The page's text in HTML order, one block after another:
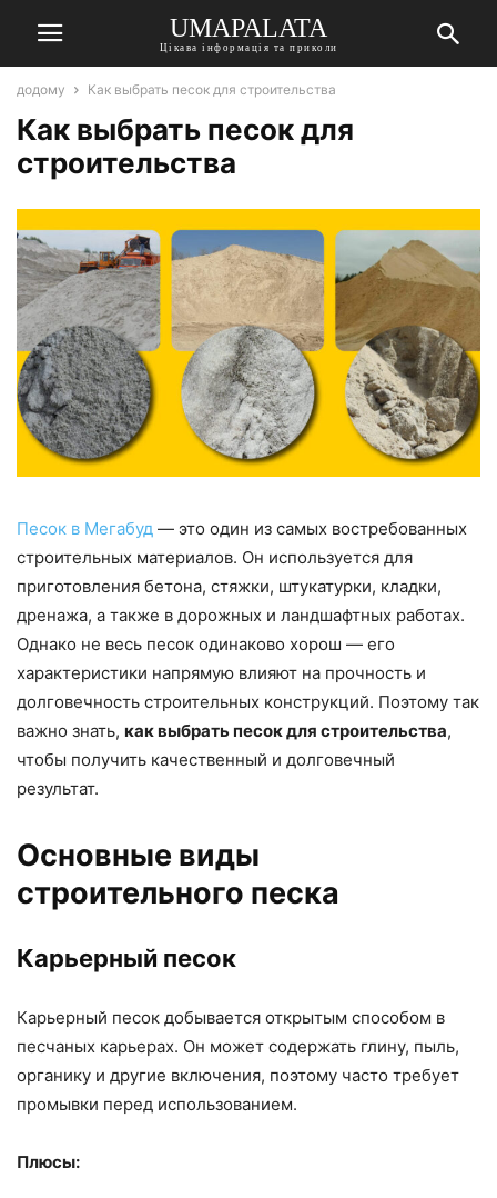
UMAPALATA
Цікава інформація та приколи
додому Как выбрать песок для строительства
Как выбрать песок для
строительства
Песок в Мегабуд — это один из самых востребованных
строительных материалов. Он используется для
приготовления бетона, стяжки, штукатурки, кладки,
дренажа, а также в дорожных и ландшафтных работах.
Однако не весь песок одинаково хорош — его
характеристики напрямую влияют на прочность и
долговечность строительных конструкций. Поэтому так
важно знать, как выбрать песок для строительства,
чтобы получить качественный и долговечный
результат.
Основные виды
строительного песка
Карьерный песок
Карьерный песок добывается открытым способом в
песчаных карьерах. Он может содержать глину, пыль,
органику и другие включения, поэтому часто требует
промывки перед использованием.
Плюсы: